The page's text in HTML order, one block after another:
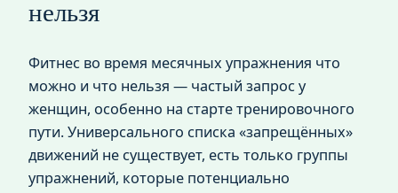
нельзя
Фитнес во время месячных упражнения что
можно и что нельзя — частый запрос у
женщин, особенно на старте тренировочного
пути. Универсального списка «запрещённых»
движений не существует, есть только группы
упражнений, которые потенциально